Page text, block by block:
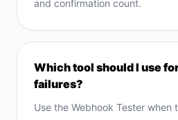
and confirmation count.
Which tool should I use
failures?
Use the Webhook Tester when